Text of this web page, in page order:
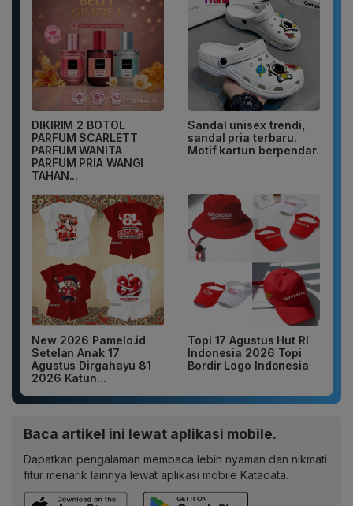
DIKIRIM 2 BOTOL
PARFUM SCARLETT
PARFUM WANITA
PARFUM PRIA WANGI
TAHAN...
Sandal unisex trendi,
sandal pria terbaru.
Motif kartun berpendar.
New 2026 Pamelo.id
Setelan Anak 17
Agustus Dirgahayu 81
2026 Katun...
Topi 17 Agustus Hut RI
Indonesia 2026 Topi
Bordir Logo Indonesia
Baca artikel ini lewat aplikasi mobile.
Dapatkan pengalaman membaca lebih nyaman dan nikmati
fitur menarik lainnya lewat aplikasi mobile Katadata.